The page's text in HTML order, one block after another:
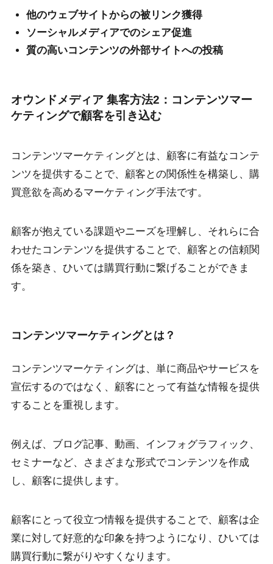
他のウェブサイトからの被リンク獲得
ソーシャルメディアでのシェア促進
質の高いコンテンツの外部サイトへの投稿
オウンドメディア 集客方法2：コンテンツマー
ケティングで顧客を引き込む
コンテンツマーケティングとは、顧客に有益なコンテ
ンツを提供することで、顧客との関係性を構築し、購
買意欲を高めるマーケティング手法です。
顧客が抱えている課題やニーズを理解し、それらに合
わせたコンテンツを提供することで、顧客との信頼関
係を築き、ひいては購買行動に繋げることができま
す。
コンテンツマーケティングとは？
コンテンツマーケティングは、単に商品やサービスを
宣伝するのではなく、顧客にとって有益な情報を提供
することを重視します。
例えば、ブログ記事、動画、インフォグラフィック、
セミナーなど、さまざまな形式でコンテンツを作成
し、顧客に提供します。
顧客にとって役立つ情報を提供することで、顧客は企
業に対して好意的な印象を持つようになり、ひいては
購買行動に繋がりやすくなります。